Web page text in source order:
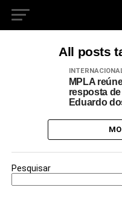
All posts
MPLA
resposta
Eduardo
Pesquisar